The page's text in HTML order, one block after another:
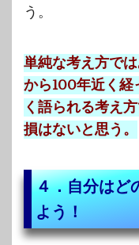
う。
単純な考え方で
から100年近く経
く語られる考え
損はないと思う。
４．自分はど
よう！